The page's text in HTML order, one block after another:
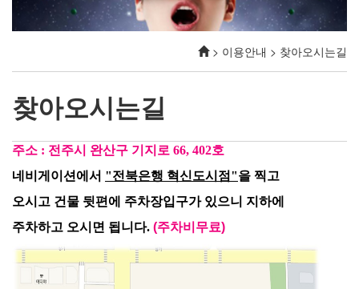
> 이용안내 > 찾아오시는길
찾아오시는길
주소 : 전주시 완산구 기지로 66, 402호
네비게이션에서 "전북은행 혁신도시점"을 찍고
오시고 건물 뒷편에 주차장입구가 있으니 지하에
주차하고 오시면 됩니다. (주차비무료)